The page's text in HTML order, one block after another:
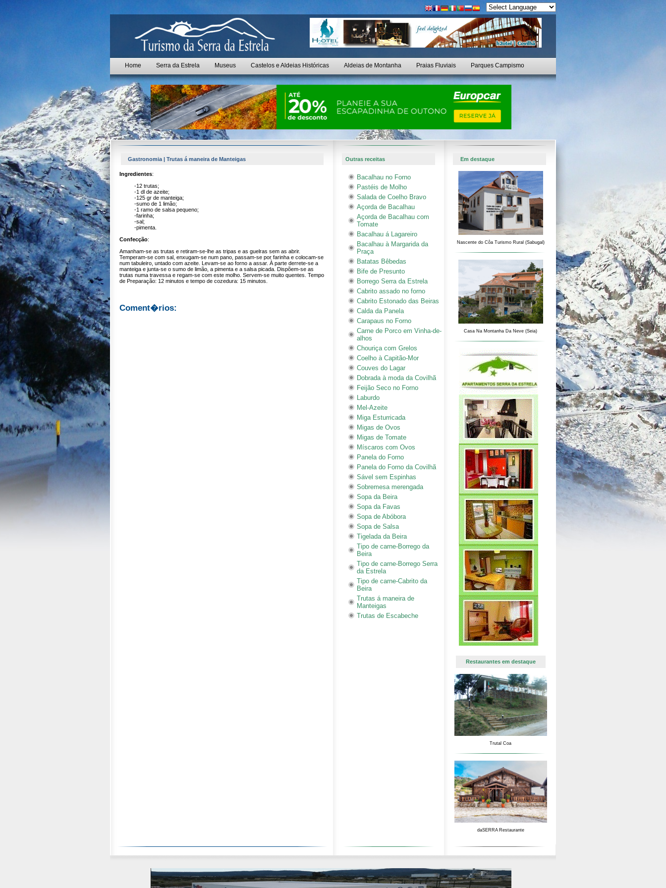
Home Serra da Estrela Museus Castelos e Aldeias Históricas Aldeias de Montanha Praias Fluviais Parques Campismo
Gastronomia | Trutas á maneira de Manteigas Outras receitas Em destaque
Ingredientes:
-12 trutas;
-1 dl de azeite;
-125 gr de manteiga;
-sumo de 1 limão;
-1 ramo de salsa pequeno;
-farinha;
-sal;
-pimenta.
Confecção:
Amanham-se as trutas e retiram-se-lhe as tripas e as guelras sem as abrir.
Temperam-se com sal, enxugam-se num pano, passam-se por farinha e colocam-se
num tabuleiro, untado com azeite. Levam-se ao forno a assar. À parte derrete-se a
manteiga e junta-se o sumo de limão, a pimenta e a salsa picada. Dispõem-se as
trutas numa travessa e regam-se com este molho. Servem-se muito quentes. Tempo
de Preparação: 12 minutos e tempo de cozedura: 15 minutos.
Coment�rios:
Bacalhau no Forno
Pastéis de Molho
Salada de Coelho Bravo
Açorda de Bacalhau
Açorda de Bacalhau com
Tomate
Bacalhau á Lagareiro
Bacalhau à Margarida da
Praça
Batatas Bêbedas
Bife de Presunto
Borrego Serra da Estrela
Cabrito assado no forno
Cabrito Estonado das Beiras
Calda da Panela
Carapaus no Forno
Carne de Porco em Vinha-de-
alhos
Chouriça com Grelos
Coelho à Capitão-Mor
Couves do Lagar
Dobrada à moda da Covilhã
Feijão Seco no Forno
Laburdo
Mel-Azeite
Miga Esturricada
Migas de Ovos
Migas de Tomate
Míscaros com Ovos
Panela do Forno
Panela do Forno da Covilhã
Sável sem Espinhas
Sobremesa merengada
Sopa da Beira
Sopa da Favas
Sopa de Abóbora
Sopa de Salsa
Tigelada da Beira
Tipo de carne-Borrego da
Beira
Tipo de carne-Borrego Serra
da Estrela
Tipo de carne-Cabrito da
Beira
Trutas á maneira de
Manteigas
Trutas de Escabeche
Nascente do Côa Turismo Rural (Sabugal)
Casa Na Montanha Da Neve (Seia)
Restaurantes em destaque
Trutal Coa
daSERRA Restaurante